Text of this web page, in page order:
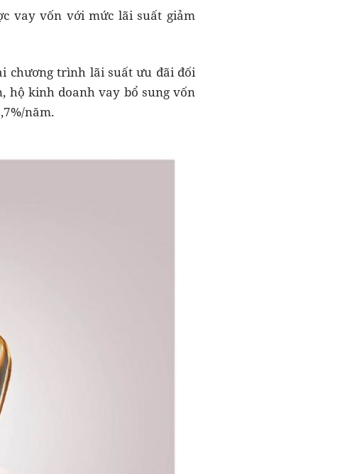
vay vốn với mức lãi suất giảm
chương trình lãi suất ưu đãi đối
hộ kinh doanh vay bổ sung vốn
năm.